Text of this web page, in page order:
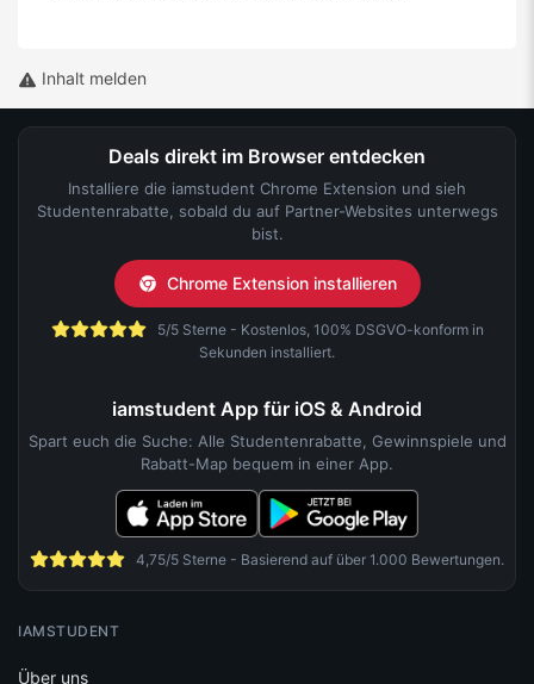
Inhalt melden
Deals direkt im Browser entdecken
Installiere die iamstudent Chrome Extension und sieh
Studentenrabatte, sobald du auf Partner-Websites unterwegs
bist.
Chrome Extension installieren
5/5 Sterne - Kostenlos, 100% DSGVO-konform in
Sekunden installiert.
iamstudent App für iOS & Android
Spart euch die Suche: Alle Studentenrabatte, Gewinnspiele und
Rabatt-Map bequem in einer App.
4,75/5 Sterne - Basierend auf über 1.000 Bewertungen.
IAMSTUDENT
Über uns